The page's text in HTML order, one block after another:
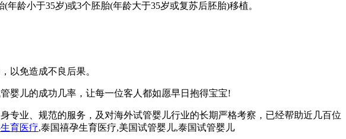
龄小于35岁)或3个胚胎(年龄大于35岁或复苏后胚胎)移植。
以免造成不良后果。
婴儿的成功几率，让每一位客人都如愿早日抱得宝宝!
专业、规范的服务，及对海外试管婴儿行业的长期严格考察，已经帮助近几百位
育医疗,泰国禧孕生育医疗,美国试管婴儿,泰国试管婴儿